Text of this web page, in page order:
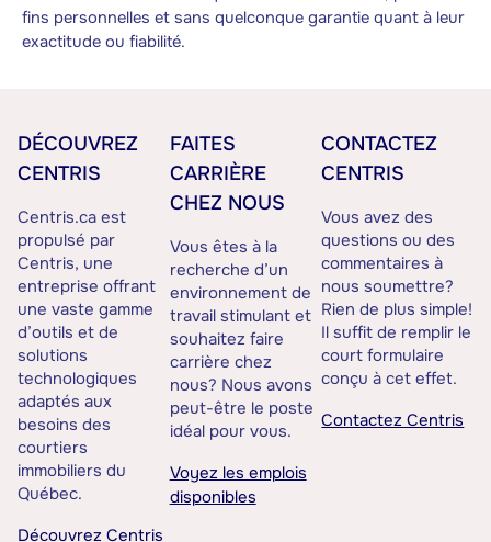
fins personnelles et sans quelconque garantie quant à leur
exactitude ou fiabilité.
DÉCOUVREZ
CENTRIS
Centris.ca est
propulsé par
Centris, une
entreprise offrant
une vaste gamme
d’outils et de
solutions
technologiques
adaptés aux
besoins des
courtiers
immobiliers du
Québec.
Découvrez Centris
FAITES
CARRIÈRE
CHEZ NOUS
Vous êtes à la
recherche d’un
environnement de
travail stimulant et
souhaitez faire
carrière chez
nous? Nous avons
peut-être le poste
idéal pour vous.
Voyez les emplois
disponibles
CONTACTEZ
CENTRIS
Vous avez des
questions ou des
commentaires à
nous soumettre?
Rien de plus simple!
Il suffit de remplir le
court formulaire
conçu à cet effet.
Contactez Centris